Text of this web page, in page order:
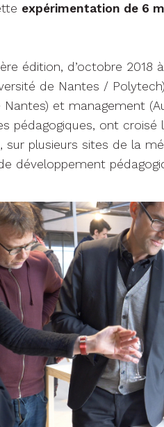
expérimentation de 6
édition, d’octobre 2018
de Nantes /
Nantes) et management
pédagogiques, ont croisé
sur plusieurs sites de la
développement